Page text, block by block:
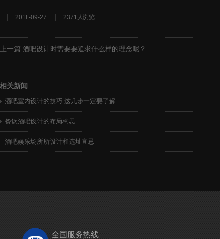
2018-09-27 2371人浏览
上一篇:酒吧设计时需要要追求什么样的理念呢？
相关新闻
酒吧室内设计的技巧 这几步一定要了解
餐饮酒吧设计的布局构思
酒吧娱乐场所所设计和选址宜忌
全国服务热线